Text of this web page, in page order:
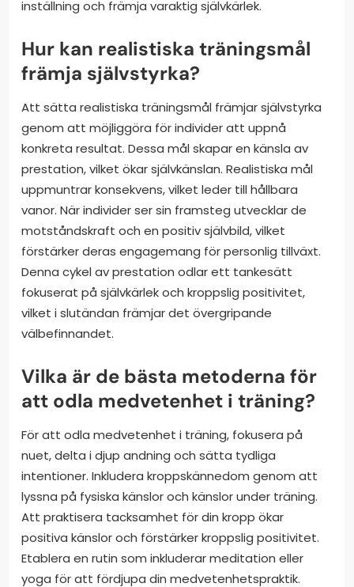
inställning och främja varaktig självkärlek.
Hur kan realistiska träningsmål
främja självstyrka?
Att sätta realistiska träningsmål främjar självstyrka
genom att möjliggöra för individer att uppnå
konkreta resultat. Dessa mål skapar en känsla av
prestation, vilket ökar självkänslan. Realistiska mål
uppmuntrar konsekvens, vilket leder till hållbara
vanor. När individer ser sin framsteg utvecklar de
motståndskraft och en positiv självbild, vilket
förstärker deras engagemang för personlig tillväxt.
Denna cykel av prestation odlar ett tankesätt
fokuserat på självkärlek och kroppslig positivitet,
vilket i slutändan främjar det övergripande
välbefinnandet.
Vilka är de bästa metoderna för
att odla medvetenhet i träning?
För att odla medvetenhet i träning, fokusera på
nuet, delta i djup andning och sätta tydliga
intentioner. Inkludera kroppskännedom genom att
lyssna på fysiska känslor och känslor under träning.
Att praktisera tacksamhet för din kropp ökar
positiva känslor och förstärker kroppslig positivitet.
Etablera en rutin som inkluderar meditation eller
yoga för att fördjupa din medvetenhetspraktik.